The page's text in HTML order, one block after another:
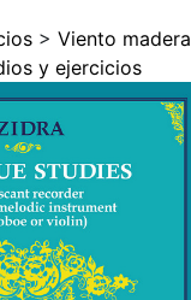
> Viento madera
y ejercicios